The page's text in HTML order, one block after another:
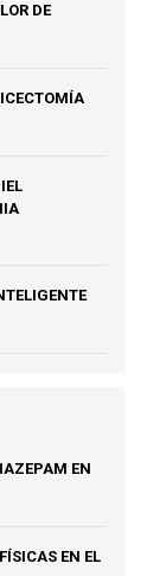
DE
A
EN
EN EL